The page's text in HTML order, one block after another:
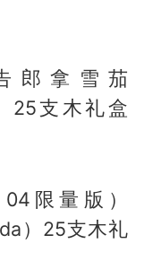
郎拿雪茄
25支木礼盒
限量版）
）25支木礼